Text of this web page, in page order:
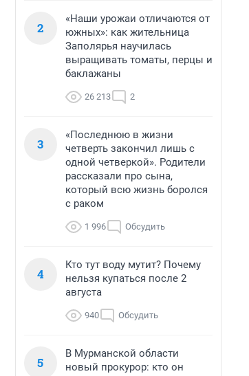
2
«Наши урожаи отличаются от
южных»: как жительница
Заполярья научилась
выращивать томаты, перцы и
баклажаны
26 213 2
3
«Последнюю в жизни
четверть закончил лишь с
одной четверкой». Родители
рассказали про сына,
который всю жизнь боролся
с раком
1 996 Обсудить
4
Кто тут воду мутит? Почему
нельзя купаться после 2
августа
940 Обсудить
5
В Мурманской области
новый прокурор: кто он